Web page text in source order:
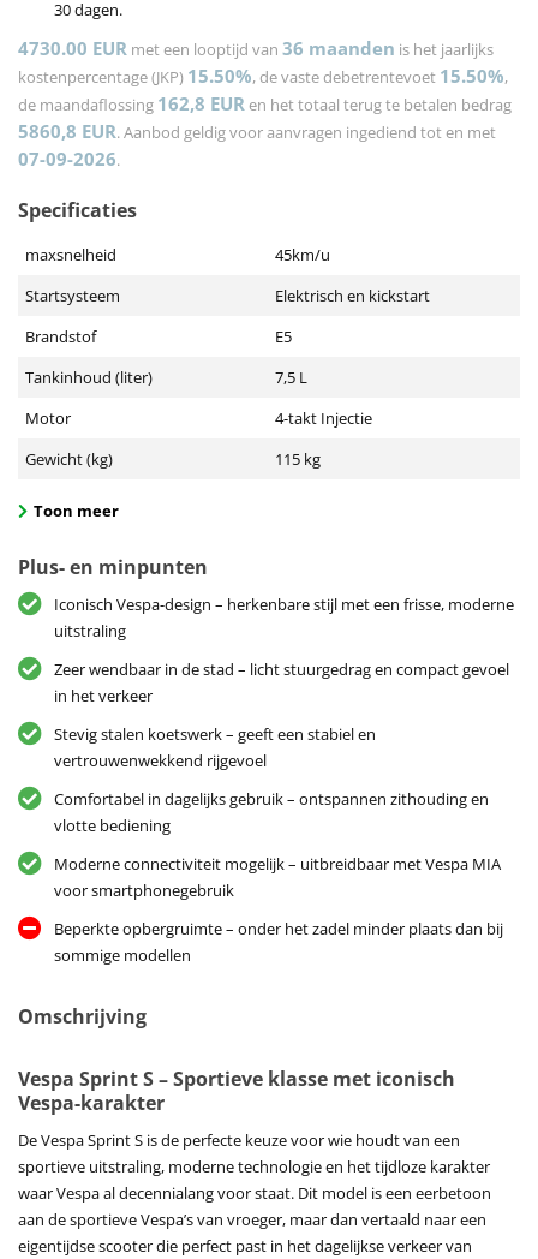
30 dagen.
4730.00 EUR met een looptijd van 36 maanden is het jaarlijks
kostenpercentage (JKP) 15.50%, de vaste debetrentevoet 15.50%,
de maandaflossing 162,8 EUR en het totaal terug te betalen bedrag
5860,8 EUR. Aanbod geldig voor aanvragen ingediend tot en met
07-09-2026.
Specificaties
maxsnelheid
45km/u
Startsysteem
Elektrisch en kickstart
Brandstof
E5
Tankinhoud (liter)
7,5 L
Motor
4-takt Injectie
Gewicht (kg)
115 kg
Toon meer
Plus- en minpunten
Iconisch Vespa-design – herkenbare stijl met een frisse, moderne
uitstraling
Zeer wendbaar in de stad – licht stuurgedrag en compact gevoel
in het verkeer
Stevig stalen koetswerk – geeft een stabiel en
vertrouwenwekkend rijgevoel
Comfortabel in dagelijks gebruik – ontspannen zithouding en
vlotte bediening
Moderne connectiviteit mogelijk – uitbreidbaar met Vespa MIA
voor smartphonegebruik
Beperkte opbergruimte – onder het zadel minder plaats dan bij
sommige modellen
Omschrijving
Vespa Sprint S – Sportieve klasse met iconisch
Vespa-karakter
De Vespa Sprint S is de perfecte keuze voor wie houdt van een
sportieve uitstraling, moderne technologie en het tijdloze karakter
waar Vespa al decennialang voor staat. Dit model is een eerbetoon
aan de sportieve Vespa’s van vroeger, maar dan vertaald naar een
eigentijdse scooter die perfect past in het dagelijkse verkeer van